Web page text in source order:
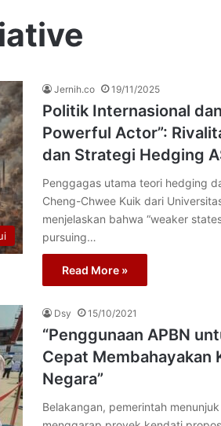
Jernih.co 19/11/2025
Politik Internasional
Powerful Actor”:
dan Strategi Hedging
Penggagas utama teori hedging
Cheng-Chwee Kuik dari
menjelaskan bahwa “weaker
pursuing…
Read More »
Dsy 15/10/2021
“Penggunaan APBN
Cepat Membahayakan
Negara”
Belakangan, pemerintah